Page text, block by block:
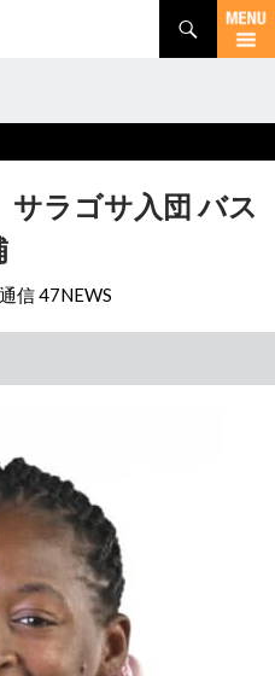
ラゴサ入団 バス
信 47NEWS